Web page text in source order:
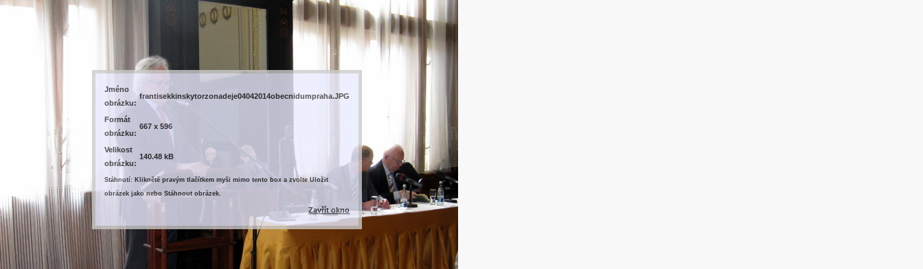
Jméno
obrázku:
frantisekkinskytorzonadeje04042014obecnidumpraha.JPG
Formát
obrázku:
667 x 596
Velikost
obrázku:
140.48 kB
Stáhnutí: Kliknětě pravým tlačítkem myši mimo tento box a zvolte Uložit
obrázek jako nebo Stáhnout obrázek.
Zavřít okno